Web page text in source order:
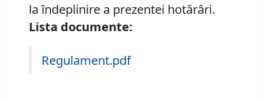
la îndeplinire a prezentei hotărâri.
Lista documente:
Regulament.pdf